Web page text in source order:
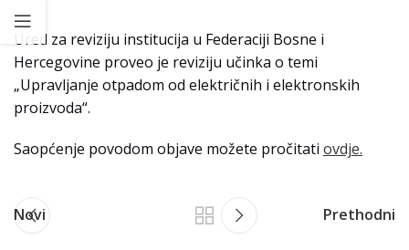
Ured za reviziju institucija u Federaciji Bosne i
Hercegovine proveo je reviziju učinka o temi
„Upravljanje otpadom od električnih i elektronskih
proizvoda“.
Saopćenje povodom objave možete pročitati ovdje.
Novi Prethodni